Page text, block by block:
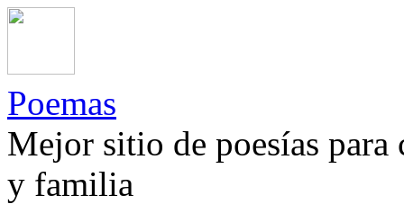
Poemas
Mejor sitio de poesías
y familia